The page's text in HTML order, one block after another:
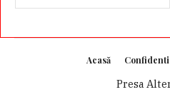
Acasă
Presa